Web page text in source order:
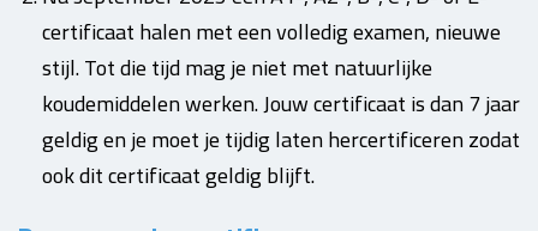
certificaat halen met een volledig examen, nieuwe
stijl. Tot die tijd mag je niet met natuurlijke
koudemiddelen werken. Jouw certificaat is dan 7 jaar
geldig en je moet je tijdig laten hercertificeren zodat
ook dit certificaat geldig blijft.